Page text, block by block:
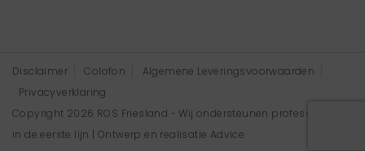
Disclaimer Colofon
Algemene Leveringsvoorwaarden
Privacyverklaring
Copyright 2026 ROS Friesland - Wij ondersteunen professionals
in de eerste lijn | Ontwerp en realisatie Advice